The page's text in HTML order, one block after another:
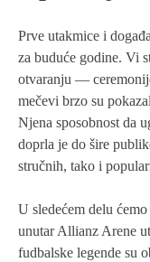
Prve utakmice i
za buduće godine. Vi
otvaranju —
mečevi brzo su
Njena sposobnost da
doprla je do šire
stručnih, tako i
U sledećem delu
unutar Allianz Arene
fudbalske legende su